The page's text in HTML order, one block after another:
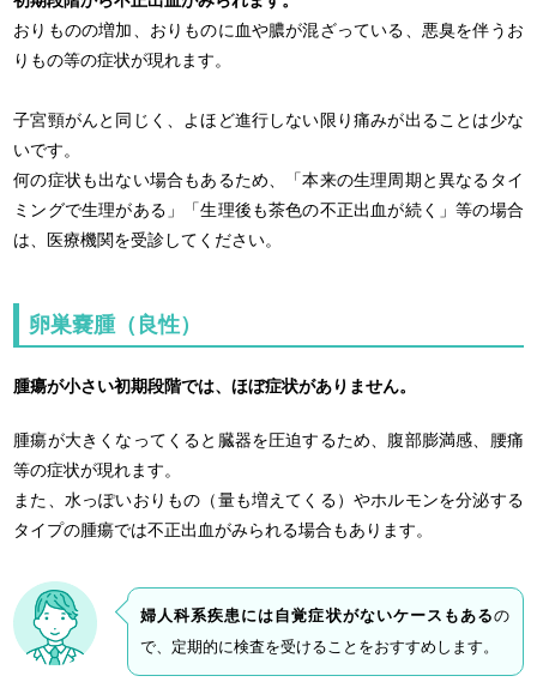
おりものの増加、おりものに血や膿が混ざっている、悪臭を伴うお
りもの等の症状が現れます。
子宮頸がんと同じく、よほど進行しない限り痛みが出ることは少な
いです。
何の症状も出ない場合もあるため、「本来の生理周期と異なるタイ
ミングで生理がある」「生理後も茶色の不正出血が続く」等の場合
は、医療機関を受診してください。
卵巣嚢腫（良性）
腫瘍が小さい初期段階では、ほぼ症状がありません。
腫瘍が大きくなってくると臓器を圧迫するため、腹部膨満感、腰痛
等の症状が現れます。
また、水っぽいおりもの（量も増えてくる）やホルモンを分泌する
タイプの腫瘍では不正出血がみられる場合もあります。
婦人科系疾患には自覚症状がないケースもあるの
で、定期的に検査を受けることをおすすめします。